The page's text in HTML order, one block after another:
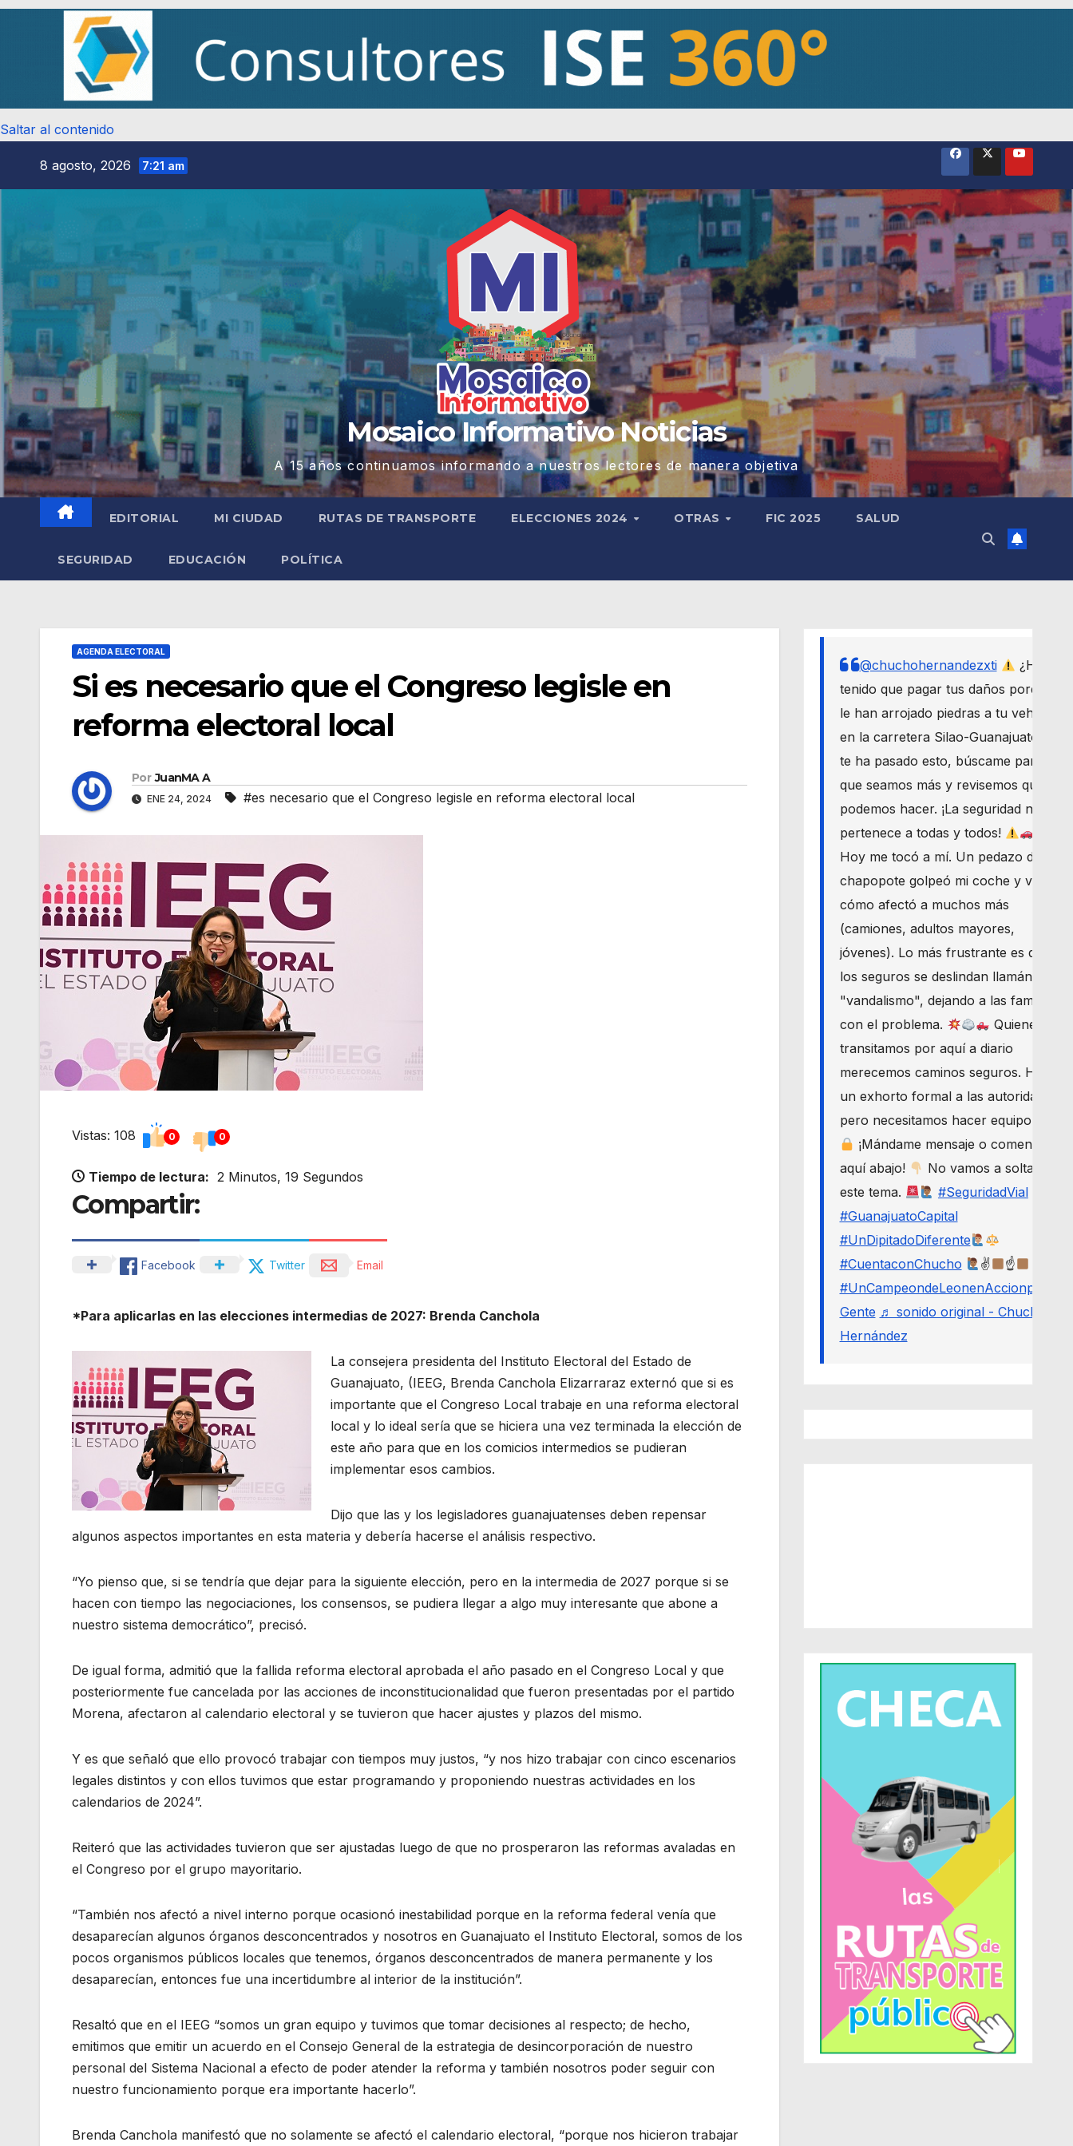
Saltar al contenido
8 agosto, 2026 7:21 am
Mosaico Informativo Noticias
A 15 años continuamos informando a nuestros lectores de manera objetiva
EDITORIAL MI CIUDAD RUTAS DE TRANSPORTE ELECCIONES 2024 OTRAS FIC 2025 SALUD
SEGURIDAD EDUCACIÓN POLÍTICA
AGENDA ELECTORAL
Si es necesario que el Congreso legisle en
reforma electoral local
Por JuanMA A
ENE 24, 2024 #es necesario que el Congreso legisle en reforma electoral local
Vistas: 108 0 0
Tiempo de lectura: 2 Minutos, 19 Segundos
Compartir:
Facebook Twitter Email
*Para aplicarlas en las elecciones intermedias de 2027: Brenda Canchola
La consejera presidenta del Instituto Electoral del Estado de
Guanajuato, (IEEG, Brenda Canchola Elizarraraz externó que si es
importante que el Congreso Local trabaje en una reforma electoral
local y lo ideal sería que se hiciera una vez terminada la elección de
este año para que en los comicios intermedios se pudieran
implementar esos cambios.
Dijo que las y los legisladores guanajuatenses deben repensar
algunos aspectos importantes en esta materia y debería hacerse el análisis respectivo.
“Yo pienso que, si se tendría que dejar para la siguiente elección, pero en la intermedia de 2027 porque si se
hacen con tiempo las negociaciones, los consensos, se pudiera llegar a algo muy interesante que abone a
nuestro sistema democrático”, precisó.
De igual forma, admitió que la fallida reforma electoral aprobada el año pasado en el Congreso Local y que
posteriormente fue cancelada por las acciones de inconstitucionalidad que fueron presentadas por el partido
Morena, afectaron al calendario electoral y se tuvieron que hacer ajustes y plazos del mismo.
Y es que señaló que ello provocó trabajar con tiempos muy justos, “y nos hizo trabajar con cinco escenarios
legales distintos y con ellos tuvimos que estar programando y proponiendo nuestras actividades en los
calendarios de 2024”.
Reiteró que las actividades tuvieron que ser ajustadas luego de que no prosperaron las reformas avaladas en
el Congreso por el grupo mayoritario.
“También nos afectó a nivel interno porque ocasionó inestabilidad porque en la reforma federal venía que
desaparecían algunos órganos desconcentrados y nosotros en Guanajuato el Instituto Electoral, somos de los
pocos organismos públicos locales que tenemos, órganos desconcentrados de manera permanente y los
desaparecían, entonces fue una incertidumbre al interior de la institución”.
Resaltó que en el IEEG “somos un gran equipo y tuvimos que tomar decisiones al respecto; de hecho,
emitimos que emitir un acuerdo en el Consejo General de la estrategia de desincorporación de nuestro
personal del Sistema Nacional a efecto de poder atender la reforma y también nosotros poder seguir con
nuestro funcionamiento porque era importante hacerlo”.
Brenda Canchola manifestó que no solamente se afectó el calendario electoral, “porque nos hicieron trabajar
@chuchohernandezxti
¿Has
tenido que pagar tus daños porque
le han arrojado piedras a tu vehículo
en la carretera Silao-Guanajuato? Si
te ha pasado esto, búscame para
que seamos más y revisemos qué
podemos hacer. ¡La seguridad nos
pertenece a todas y todos!
Hoy me tocó a mí. Un pedazo de
chapopote golpeó mi coche y vi
cómo afectó a muchos más
(camiones, adultos mayores,
jóvenes). Lo más frustrante es que
los seguros se deslindan llamándolo
"vandalismo", dejando a las familias
con el problema.
Quienes
transitamos por aquí a diario
merecemos caminos seguros. Haré
un exhorto formal a las autoridades,
pero necesitamos hacer equipo.
¡Mándame mensaje o comenta
aquí abajo!
No vamos a soltar
este tema.
#SeguridadVial
#GuanajuatoCapital
#UnDipitadoDiferente
#CuentaconChucho
✌
☝
#UnCampeondeLeonenAccionporLa
Gente ♬ sonido original - Chucho
Hernández